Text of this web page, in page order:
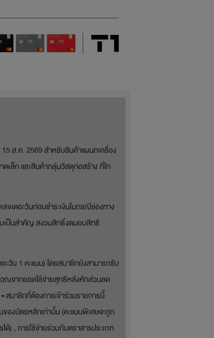
ส.ค. 2569 สำหรับสินค้าแผนกเครื่อง
ดเล็ก และสินค้ากลุ่มวัสดุก่อสร้าง ที่ไท
ขเดอะวันก่อนชำระเงินในกรณีช่องทาง
บเป็นสำคัญ สงวนสิทธิ์งดมอบสิทธิ
ะวัน 1 คะแนน) โดยสมาชิกยังสามารถรับ
วณจากยอดใช้จ่ายสุทธิหลังหักส่วนลด
สมาชิกที่ต้องการเข้าร่วมรายการนี้
องบัตรหลักเท่านั้น (คะแนนพิเศษจะถูก
) , การใช้จ่ายร่วมกับตราสารประเภท